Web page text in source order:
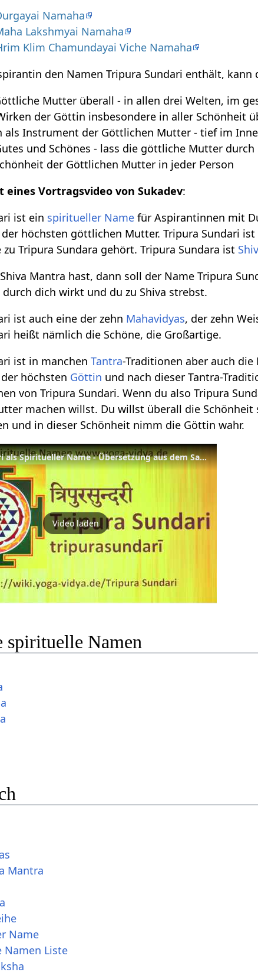
Namaha
Lakshmyai Namaha
Klim Chamundayai Viche Namaha
den Namen Tripura Sundari enthält,
Mutter überall - in allen drei Welten, im
der Göttin insbesondere in aller Schönheit
als Instrument der Göttlichen Mutter - tief im
und Schönes - lass die göttliche Mutter
der Göttlichen Mutter in jeder Person
eines Vortragsvideo von Sukadev:
ist ein spiritueller Name für Aspirantinnen mit
höchsten göttlichen Mutter. Tripura Sundari
Tripura Sundara gehört. Tripura Sundara ist
Mantra hast, dann soll der Name Tripura
durch dich wirkt und du zu Shiva strebst.
ist auch eine der zehn Mahavidyas, der zehn
heißt nämlich die Schöne, die Großartige.
ist in manchenTantra-Traditionen aber auch
höchsten Göttin und nach dieser Tantra-
von Tripura Sundari. Wenn du also Tripura
machen willst. Du willst überall die Schönheit
und in dieser Schönheit nimm die Göttin wahr.
Tripura Sundari als Spiritueller Name - Übersetzung aus dem Sanskrit und Erläuterung
Video laden
spirituelle Namen
Mantra
Name
Namen Liste